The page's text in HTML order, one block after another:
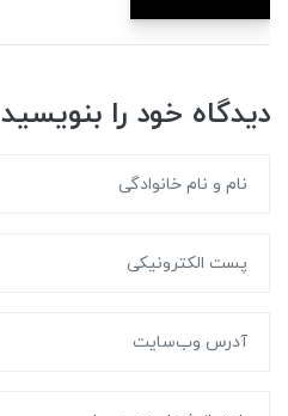
دیدگاه خود را بنویسید